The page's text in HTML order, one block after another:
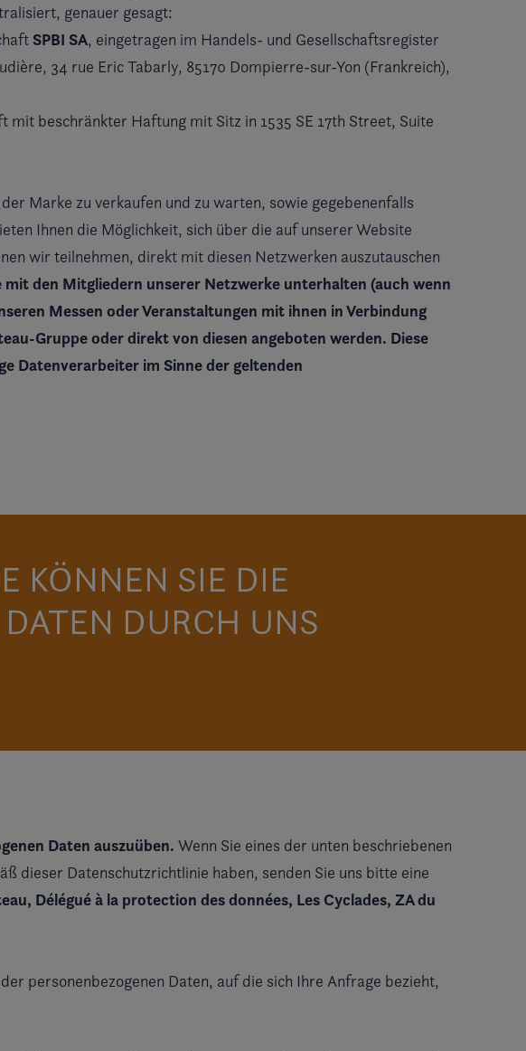
genauer gesagt:
SPBI SA, eingetragen im Handels- und Gesellschaftsregister
34 rue Eric Tabarly, 85170 Dompierre-sur-Yon (Frankreich),
mit beschränkter Haftung mit Sitz in 1535 SE 17th Street, Suite
Marke zu verkaufen und zu warten, sowie gegebenenfalls
Ihnen die Möglichkeit, sich über die auf unserer Website
wir teilnehmen, direkt mit diesen Netzwerken auszutauschen
mit den Mitgliedern unserer Netzwerke unterhalten (auch wenn
Messen oder Veranstaltungen mit ihnen in Verbindung
Gruppe oder direkt von diesen angeboten werden. Diese
Datenverarbeiter im Sinne der geltenden
KÖNNEN SIE DIE
DURCH UNS
Daten auszuüben. Wenn Sie eines der unten beschriebenen
dieser Datenschutzrichtlinie haben, senden Sie uns bitte eine
Délégué à la protection des données, Les Cyclades, ZA du
personenbezogenen Daten, auf die sich Ihre Anfrage bezieht,